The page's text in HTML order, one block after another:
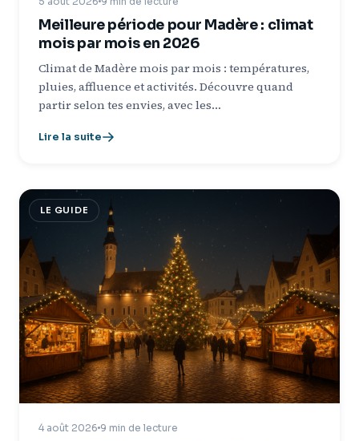
Meilleure période pour Madère : climat
mois par mois en 2026
Climat de Madère mois par mois : températures,
pluies, affluence et activités. Découvre quand
partir selon tes envies, avec les…
Lire la suite
LE GUIDE
4 août 2026 9 min de lecture